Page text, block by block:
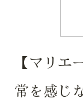
【マリエ
常を感じ